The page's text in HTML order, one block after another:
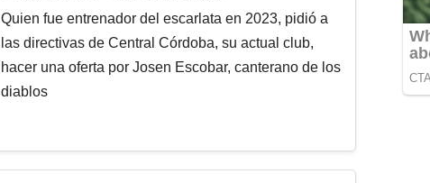
Quien fue entrenador del escarlata en 2023, pidió a
las directivas de Central Córdoba, su actual club,
hacer una oferta por Josen Escobar, canterano de los
diablos